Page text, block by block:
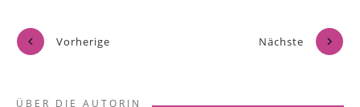
Vorherige Nächste
ÜBER DIE AUTORIN